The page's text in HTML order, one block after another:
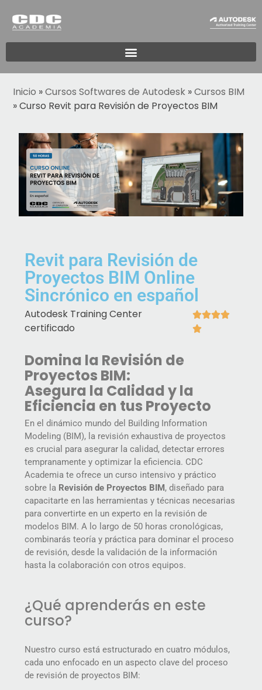
Inicio »Cursos Softwares de Autodesk »Cursos BIM
»Curso Revit para Revisión de Proyectos BIM
Revit para Revisión de
Proyectos BIM Online
Sincrónico en español
Autodesk Training Center
certificado


Domina la Revisión de
Proyectos BIM:
Asegura la Calidad y la
Eficiencia en tus Proyecto
En el dinámico mundo del Building Information
Modeling (BIM), la revisión exhaustiva de proyectos
es crucial para asegurar la calidad, detectar errores
tempranamente y optimizar la eficiencia. CDC
Academia te ofrece un curso intensivo y práctico
sobre la Revisión de Proyectos BIM, diseñado para
capacitarte en las herramientas y técnicas necesarias
para convertirte en un experto en la revisión de
modelos BIM. A lo largo de 50 horas cronológicas,
combinarás teoría y práctica para dominar el proceso
de revisión, desde la validación de la información
hasta la colaboración con otros equipos.
¿Qué aprenderás en este
curso?
Nuestro curso está estructurado en cuatro módulos,
cada uno enfocado en un aspecto clave del proceso
de revisión de proyectos BIM: